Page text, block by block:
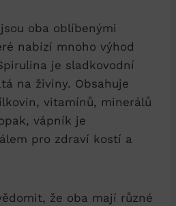
oba oblíbenými
nabízí mnoho výhod
je sladkovodní
na živiny. Obsahuje
vitamínů, minerálů
vápník je
pro zdraví kostí a
že oba mají různé